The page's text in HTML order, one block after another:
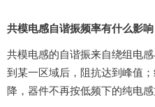
共模电感自谐振频率有什么影
共模电感的自谐振来自绕组电
到某一区域后，阻抗达到峰值
降，器件不再按低频下的纯电